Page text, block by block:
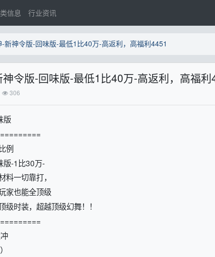
信息 行业资讯
新神令版-回味版-最低1比40万-高返利，高福利4451
神令版-回味版-最低1比40万-高返利，高福
306
版
例
版-1比30万-
一切靠打，
家也能全顶级
级时装，超越顶级幻舞！！